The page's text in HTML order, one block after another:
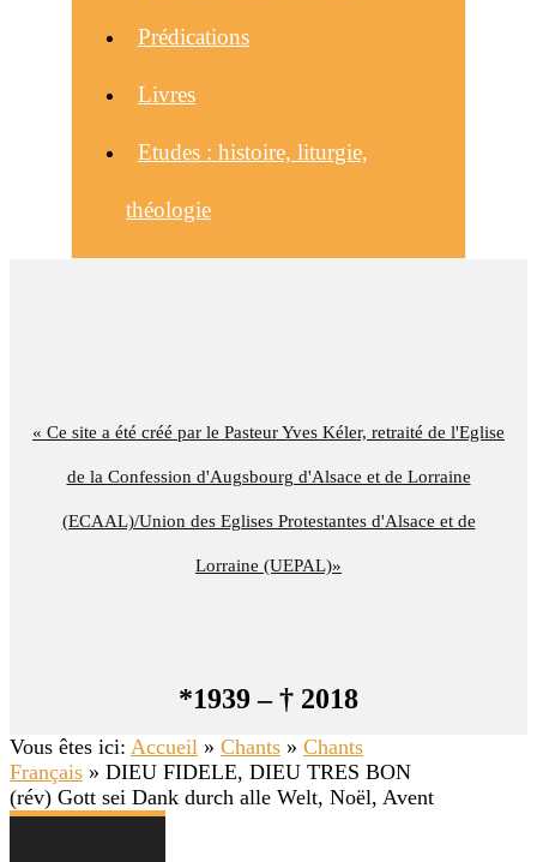
« Ce site a été créé par le Pasteur Yves Kéler, retraité de l'Eglise
de la Confession d'Augsbourg d'Alsace et de Lorraine
(ECAAL)/Union des Eglises Protestantes d'Alsace et de
Lorraine (UEPAL)»
*1939 – † 2018
Prédications
Livres
Etudes : histoire, liturgie,
théologie
Vous êtes ici: Accueil » Chants » Chants
Français » DIEU FIDELE, DIEU TRES BON
(rév) Gott sei Dank durch alle Welt, Noël, Avent